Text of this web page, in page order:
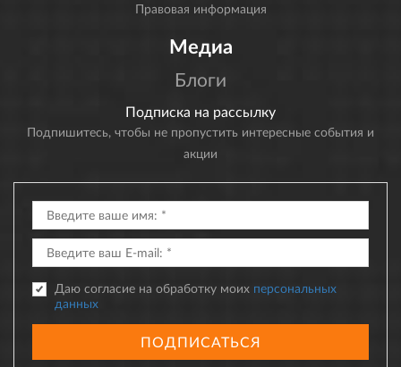
Правовая информация
Медиа
Блоги
Подписка на рассылку
Подпишитесь, чтобы не пропустить интересные события и
акции
Даю согласие на обработку моих персональных
данных
ПОДПИСАТЬСЯ